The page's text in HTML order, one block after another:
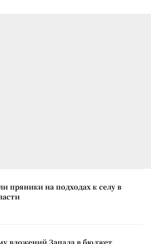
пряники на подходах к селу в
вложений Запада в бюджет